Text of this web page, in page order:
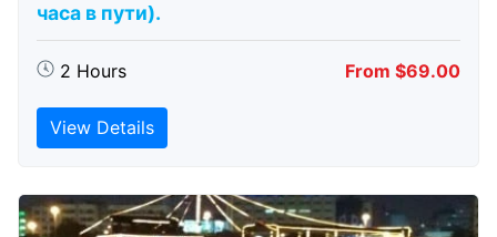
часа в пути).
2 Hours From $69.00
View Details